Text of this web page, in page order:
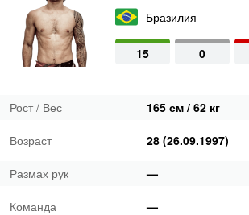
Бразилия
15 0
Рост / Вес 165 см / 62 кг
Возраст 28 (26.09.1997)
Размах рук —
Команда —